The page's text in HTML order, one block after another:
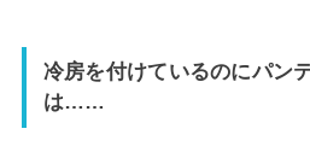
冷房を付けているのにパン
は……